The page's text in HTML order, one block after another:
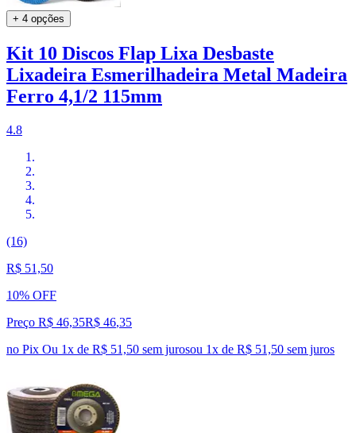
+ 4 opções
Kit 10 Discos Flap Lixa Desbaste
Lixadeira Esmerilhadeira Metal Madeira
Ferro 4,1/2 115mm
4.8
(16)
R$ 51,50
10% OFF
Preço R$ 46,35R$ 46,35
no Pix Ou 1x de R$ 51,50 sem jurosou 1x de R$ 51,50 sem juros